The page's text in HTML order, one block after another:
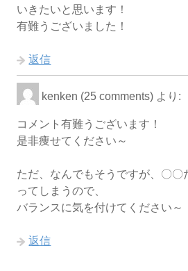
いきたいと思います！
有難うございました！
返信
kenken (25 comments) より:
コメント有難うございます！
是非痩せてください～
ただ、なんでもそうですが、〇〇
ってしまうので、
バランスに気を付けてください～
返信